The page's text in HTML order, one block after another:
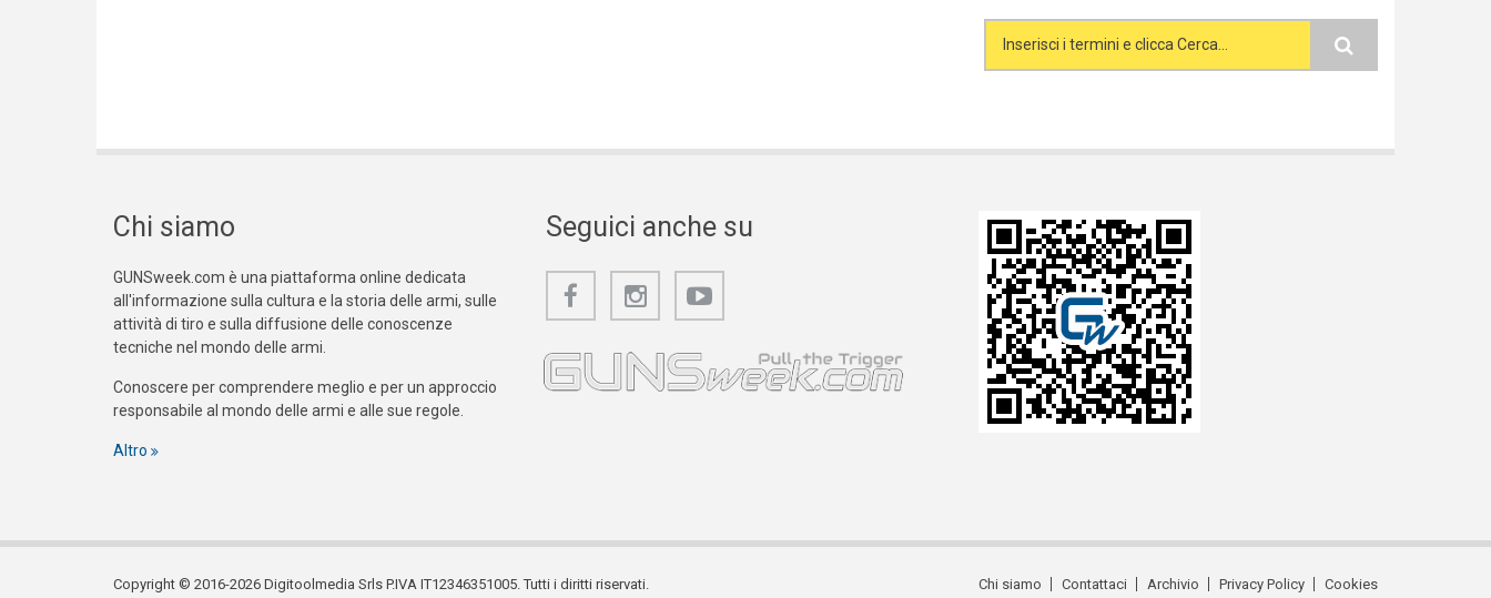
Search form
Chi siamo
GUNSweek.com è una piattaforma online dedicata
all'informazione sulla cultura e la storia delle armi, sulle
attività di tiro e sulla diffusione delle conoscenze
tecniche nel mondo delle armi.
Conoscere per comprendere meglio e per un approccio
responsabile al mondo delle armi e alle sue regole.
Altro
Seguici anche su
Copyright © 2016-2026 Digitoolmedia Srls P.IVA IT12346351005. Tutti i diritti riservati. Chi siamo Contattaci Archivio Privacy Policy Cookies